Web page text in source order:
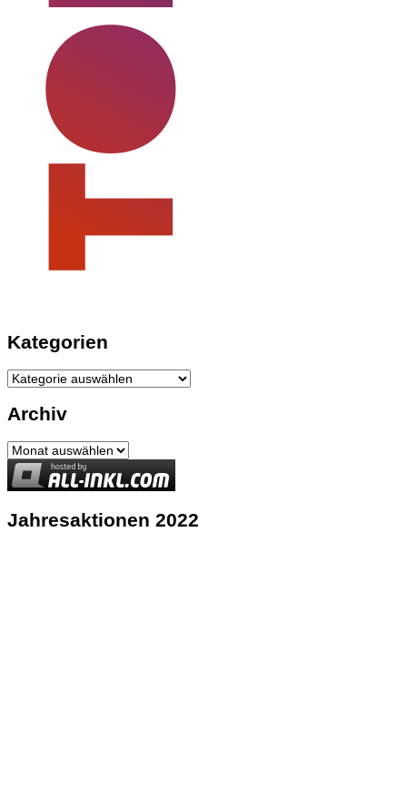
Kategorien
Kategorien
Archiv
Archiv
Jahresaktionen 2022